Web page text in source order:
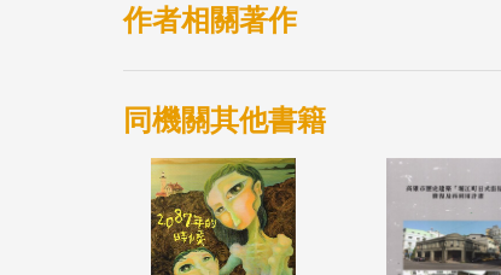
市，迄今尚不足百年。高雄最初建市時
在日治高雄市中，居於關鍵地位的是
更是伴隨著高雄港發展，由日人打造
高雄市總人口的四分之一，不難想像
以往臺灣史研究，對於日治時期日人
作者相關著作
同機關其他書籍